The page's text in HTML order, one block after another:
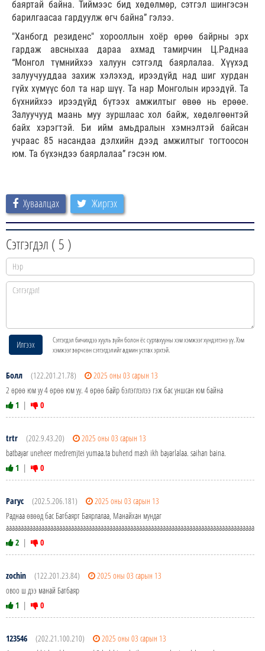
баяртай байна. Тиймээс бид хөдөлмөр, сэтгэл шингэсэн
барилгаасаа гардуулж өгч байна” гэлээ.
"Ханбогд резиденс" хорооллын хоёр өрөө байрны эрх
гардаж авсныхаа дараа ахмад тамирчин Ц.Раднаа
“Монгол түмнийхээ халуун сэтгэлд баярлалаа. Хүүхэд
залуучууддаа захиж хэлэхэд, ирээдүйд над шиг хурдан
гүйх хүмүүс бол та нар шүү. Та нар Монголын ирээдүй. Та
бүхнийхээ ирээдүйд бүтээх амжилтыг өвөө нь ерөөе.
Залуучууд маань муу зуршлаас хол байж, хөдөлгөөнтэй
байх хэрэгтэй. Би ийм амьдралын хэмнэлтэй байсан
учраас 85 насандаа дэлхийн дээд амжилтыг тогтоосон
юм. Та бүхэндээ баярлалаа” гэсэн юм.
Хуваалцах Жиргэх
Сэтгэгдэл ( 5 )
Илгээх
Сэтгэгдэл бичихдээ хууль зүйн болон ёс суртахууны хэм хэмжээг хүндэтгэнэ үү. Хэм
хэмжээг зөрчсөн сэтгэгдэлийг админ устгах эрхтэй.
Болл (122.201.21.78)
2025 оны 03 сарын 13
2 өрөө юм уу 4 өрөө юм уу. 4 өрөө байр бэлэглэлээ гэж бас уншсан юм байна
1 | 0
trtr (202.9.43.20)
2025 оны 03 сарын 13
batbayar uneheer medremjtei yumaa.ta buhend mash ikh bayarlalaa. saihan baina.
1 | 0
Рагус (202.5.206.181)
2025 оны 03 сарын 13
Раднаа өвөөд бас Батбаярт Баярлалаа, Манайхан мундаг
2 | 0
zochin (122.201.23.84)
2025 оны 03 сарын 13
овоо ш дээ манай Батбаяр
1 | 0
123546 (202.21.100.210)
2025 оны 03 сарын 13